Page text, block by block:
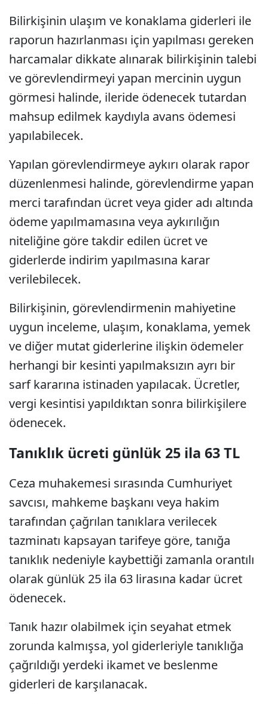
Bilirkişinin ulaşım ve konaklama giderleri ile
raporun hazırlanması için yapılması gereken
harcamalar dikkate alınarak bilirkişinin talebi
ve görevlendirmeyi yapan mercinin uygun
görmesi halinde, ileride ödenecek tutardan
mahsup edilmek kaydıyla avans ödemesi
yapılabilecek.
Yapılan görevlendirmeye aykırı olarak rapor
düzenlenmesi halinde, görevlendirme yapan
merci tarafından ücret veya gider adı altında
ödeme yapılmamasına veya aykırılığın
niteliğine göre takdir edilen ücret ve
giderlerde indirim yapılmasına karar
verilebilecek.
Bilirkişinin, görevlendirmenin mahiyetine
uygun inceleme, ulaşım, konaklama, yemek
ve diğer mutat giderlerine ilişkin ödemeler
herhangi bir kesinti yapılmaksızın ayrı bir
sarf kararına istinaden yapılacak. Ücretler,
vergi kesintisi yapıldıktan sonra bilirkişilere
ödenecek.
Tanıklık ücreti günlük 25 ila 63 TL
Ceza muhakemesi sırasında Cumhuriyet
savcısı, mahkeme başkanı veya hakim
tarafından çağrılan tanıklara verilecek
tazminatı kapsayan tarifeye göre, tanığa
tanıklık nedeniyle kaybettiği zamanla orantılı
olarak günlük 25 ila 63 lirasına kadar ücret
ödenecek.
Tanık hazır olabilmek için seyahat etmek
zorunda kalmışsa, yol giderleriyle tanıklığa
çağrıldığı yerdeki ikamet ve beslenme
giderleri de karşılanacak.